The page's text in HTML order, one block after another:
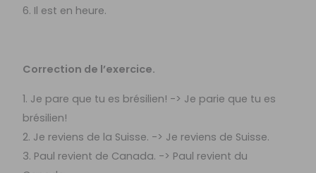
6. Il est en heure.
Correction de l’exercice.
1. Je pare que tu es brésilien! -> Je parie que tu es
brésilien!
2. Je reviens de la Suisse. -> Je reviens de Suisse.
3. Paul revient de Canada. -> Paul revient du